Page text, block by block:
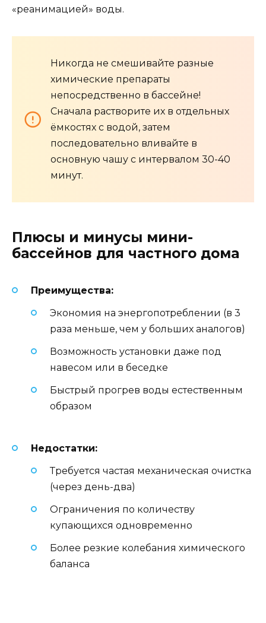
«реанимацией» воды.
Никогда не смешивайте разные
химические препараты
непосредственно в бассейне!
Сначала растворите их в отдельных
ёмкостях с водой, затем
последовательно вливайте в
основную чашу с интервалом 30-40
минут.
Плюсы и минусы мини-
бассейнов для частного дома
Преимущества:
Экономия на энергопотреблении (в 3
раза меньше, чем у больших аналогов)
Возможность установки даже под
навесом или в беседке
Быстрый прогрев воды естественным
образом
Недостатки:
Требуется частая механическая очистка
(через день-два)
Ограничения по количеству
купающихся одновременно
Более резкие колебания химического
баланса